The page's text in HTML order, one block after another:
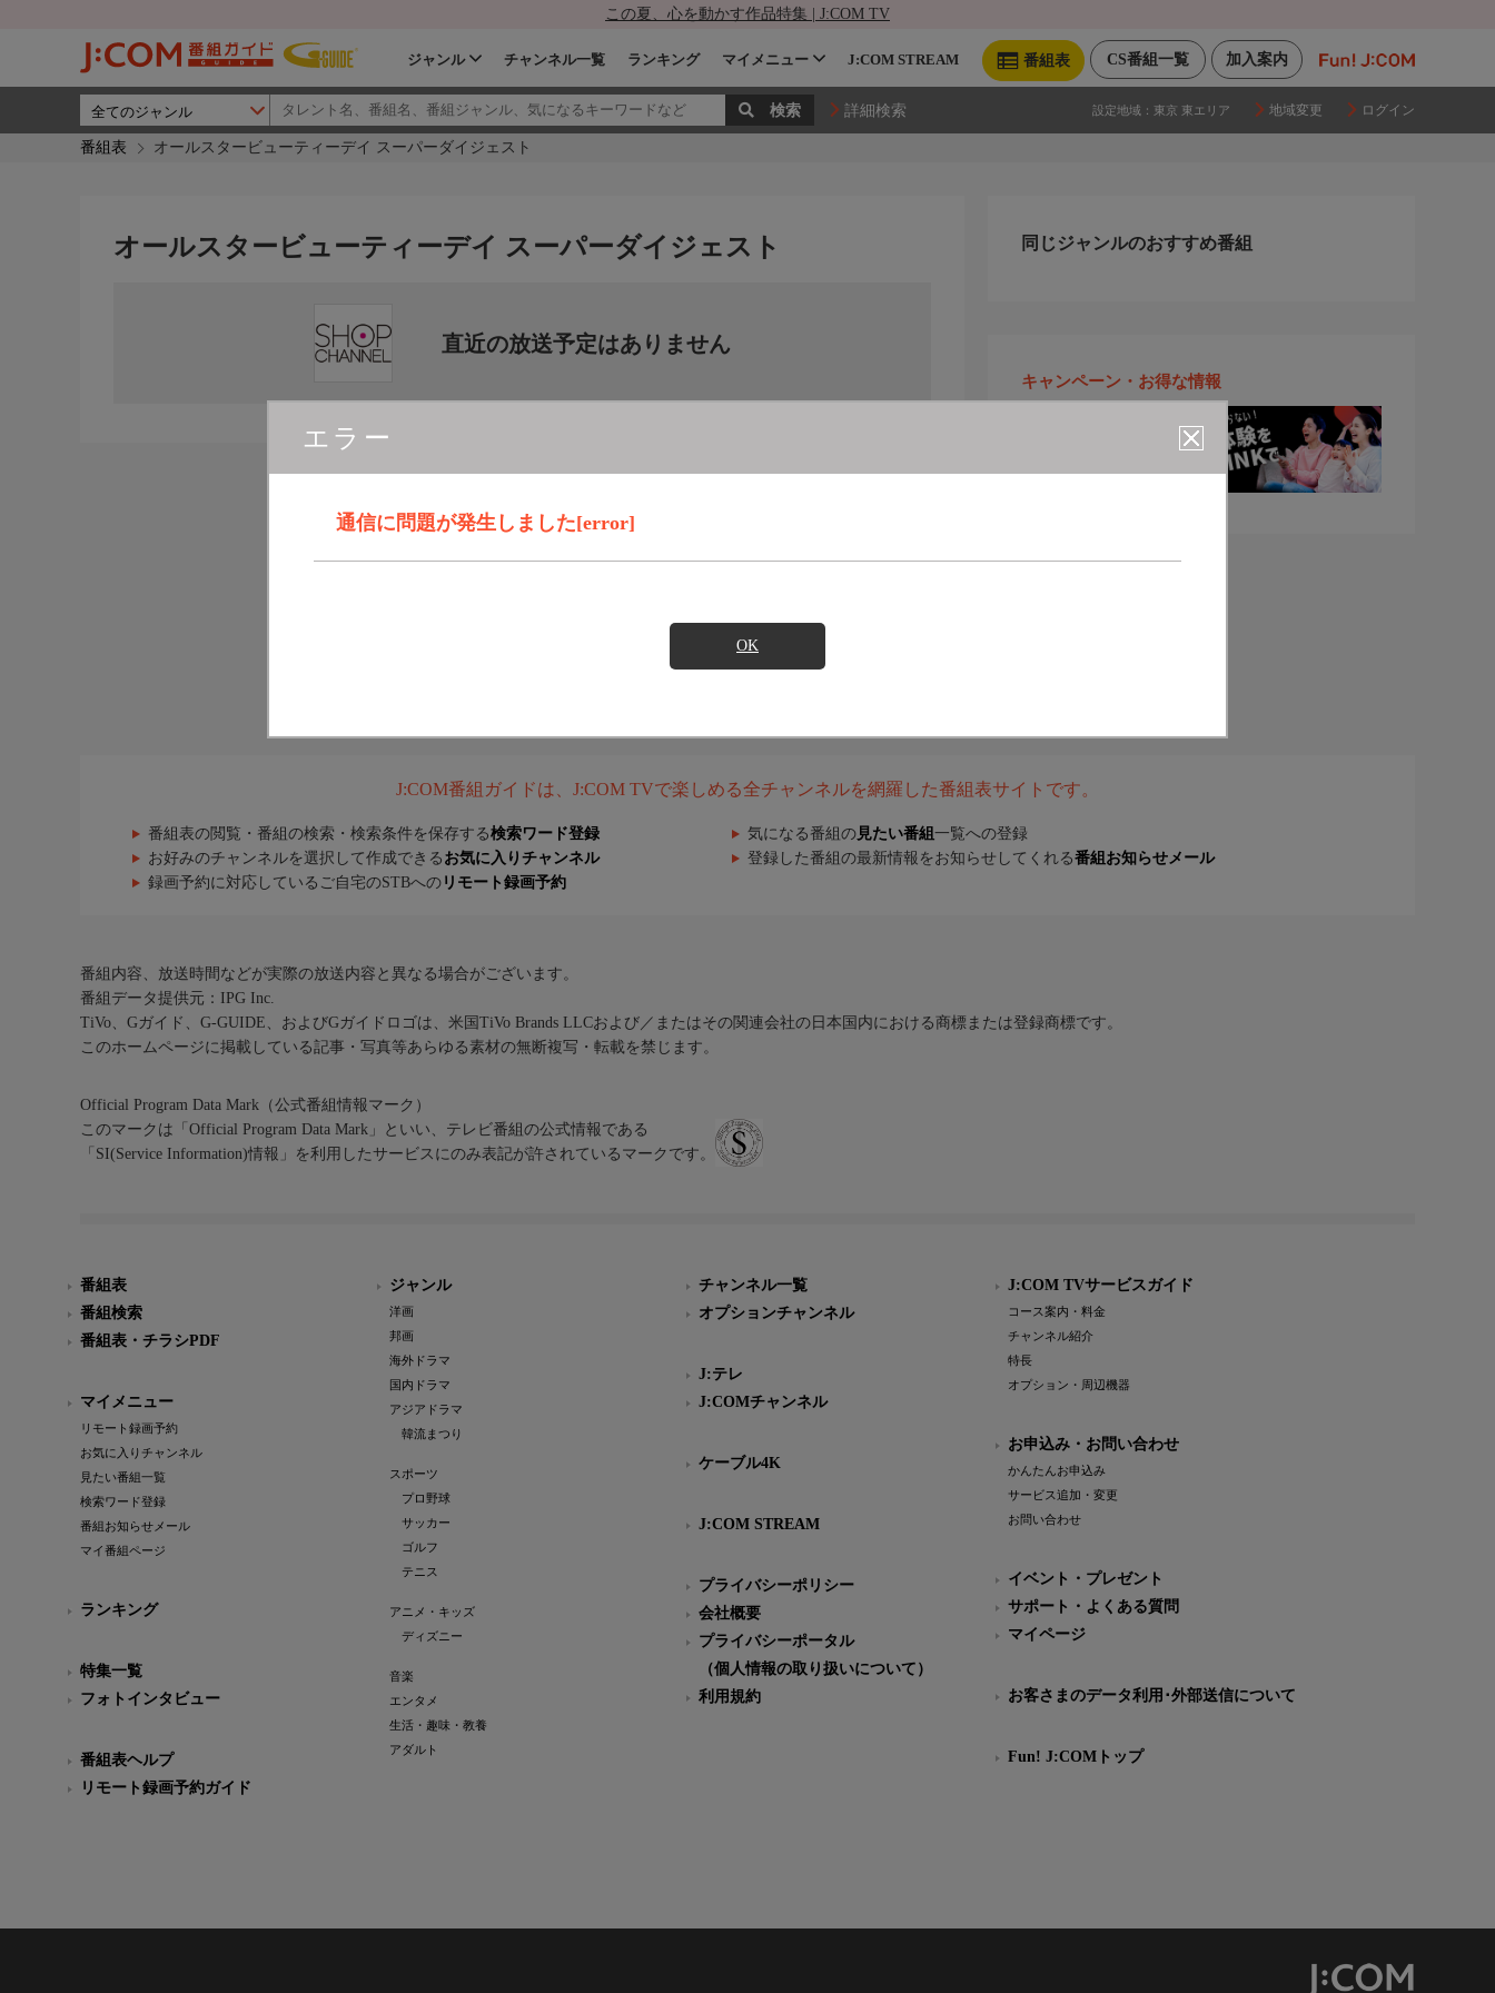
この夏、心を動かす作品特集 | J:COM TV
加入案内
CS番組一覧
番組表
ジャンル チャンネル一覧 ランキング マイメニュー J:COM STREAM
詳細検索 設定地域： 東京 東エリア 地域変更 ログイン
番組表 オールスタービューティーデイ スーパーダイジェスト
エラー
通信に問題が発生しました[error]
OK
オールスタービューティーデイ スーパーダイジェスト
直近の放送予定はありません
同じジャンルのおすすめ番組
キャンペーン・お得な情報
J:COM番組ガイドは、J:COM TVで楽しめる全チャンネルを網羅した番組表サイトです。
番組表の閲覧・番組の検索・検索条件を保存する検索ワード登録 気になる番組の 見たい番組 一覧への登録
お好みのチャンネルを選択して作成できる お気に入りチャンネル 登録した番組の最新情報をお知らせしてくれる番組お知らせメール
録画予約に対応しているご自宅のSTBへの リモート録画予約
番組内容、放送時間などが実際の放送内容と異なる場合がございます。
番組データ提供元：IPG Inc.
TiVo、Gガイド、G-GUIDE、およびGガイドロゴは、米国TiVo Brands LLCおよび／またはその関連会社の日本国内における商標または登録商標です。
このホームページに掲載している記事・写真等あらゆる素材の無断複写・転載を禁じます。
Official Program Data Mark（公式番組情報マーク）
このマークは「Official Program Data Mark」といい、テレビ番組の公式情報である
「SI(Service Information)情報」を利用したサービスにのみ表記が許されているマークです。
番組表
番組検索
番組表・チラシPDF
マイメニュー
リモート録画予約
お気に入りチャンネル
見たい番組一覧
検索ワード登録
番組お知らせメール
マイ番組ページ
ランキング
特集一覧
フォトインタビュー
番組表ヘルプ
リモート録画予約ガイド
ジャンル
洋画
邦画
海外ドラマ
国内ドラマ
アジアドラマ
韓流まつり
スポーツ
プロ野球
サッカー
ゴルフ
テニス
アニメ・キッズ
ディズニー
音楽
エンタメ
生活・趣味・教養
アダルト
チャンネル一覧
オプションチャンネル
J:テレ
J:COMチャンネル
ケーブル4K
J:COM STREAM
プライバシーポリシー
会社概要
プライバシーポータル
（個人情報の取り扱いについて）
利用規約
J:COM TVサービスガイド
コース案内・料金
チャンネル紹介
特長
オプション・周辺機器
お申込み・お問い合わせ
かんたんお申込み
サービス追加・変更
お問い合わせ
イベント・プレゼント
サポート・よくある質問
マイページ
お客さまのデータ利用･外部送信について
Fun! J:COMトップ